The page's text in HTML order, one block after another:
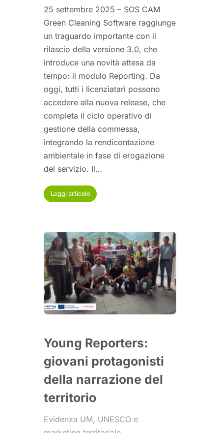
25 settembre 2025 – SOS CAM
Green Cleaning Software raggiunge
un traguardo importante con il
rilascio della versione 3.0, che
introduce una novità attesa da
tempo: il modulo Reporting. Da
oggi, tutti i licenziatari possono
accedere alla nuova release, che
completa il ciclo operativo di
gestione della commessa,
integrando la rendicontazione
ambientale in fase di erogazione
del servizio. Il…
Leggi articolo
Young Reporters:
giovani protagonisti
della narrazione del
territorio
Evidenza UM, UNESCO e